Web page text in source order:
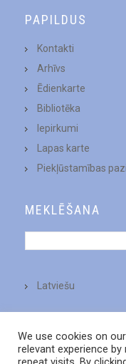
PAPILDUS
Kontakti
Arhīvs
Ēdienkarte
Bibliotēka
Iepirkumi
Lapas karte
Piekļūstamības
MEKLĒŠANA
Latviešu
We use cookies on
relevant experience